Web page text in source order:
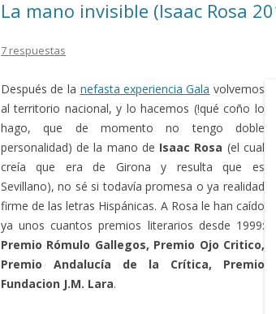
La mano invisible (Isaac Rosa
7 respuestas
Después de la nefasta experiencia Gala volvemos
al territorio nacional, y lo hacemos (!qué coño lo
hago, que de momento no tengo doble
personalidad) de la mano de Isaac Rosa (el cual
creía que era de Girona y resulta que es
Sevillano), no sé si todavía promesa o ya realidad
firme de las letras Hispánicas. A Rosa le han caído
ya unos cuantos premios literarios desde 1999:
Premio Rómulo Gallegos, Premio Ojo Critico,
Premio Andalucía de la Crítica, Premio
Fundacion J.M. Lara.